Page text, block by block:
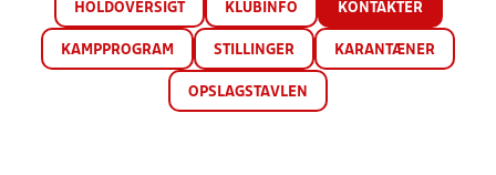
HOLDOVERSIGT KLUBINFO KONTAKTER
KAMPPROGRAM STILLINGER KARANTÆNER
OPSLAGSTAVLEN